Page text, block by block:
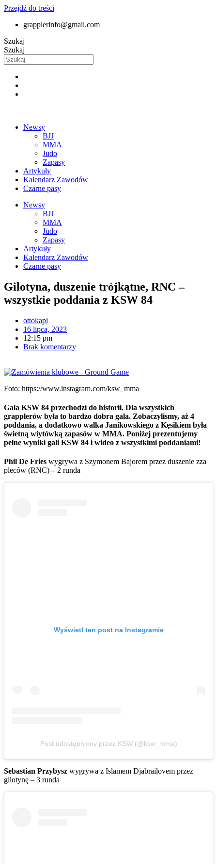
Przejdź do treści
grapplerinfo@gmail.com
Szukaj
Szukaj
Newsy
BJJ
MMA
Judo
Zapasy
Artykuły
Kalendarz Zawodów
Czarne pasy
Newsy
BJJ
MMA
Judo
Zapasy
Artykuły
Kalendarz Zawodów
Czarne pasy
Gilotyna, duszenie trójkątne, RNC –
wszystkie poddania z KSW 84
ottokapi
16 lipca, 2023
12:15 pm
Brak komentarzy
Foto: https://www.instagram.com/ksw_mma
Gala KSW 84 przechodzi do historii. Dla wszystkich
grapplerów była to bardzo dobra gala. Zobaczylismy, aż 4
poddania, a dodatkowo walka Janikowskiego z Kęsikiem była
świetną wiytówką zapasów w MMA. Poniżej prezentujemy
pełne wyniki gali KSW 84 i wideo z wszystkimi poddaniami!
Phil De Fries wygrywa z Szymonem Bajorem przez duszenie zza
pleców (RNC) – 2 runda
Wyświetl ten post na Instagramie
Post udostępniony przez KSW (@ksw_mma)
Sebastian Przybysz wygrywa z Islamem Djabrailovem przez
gilotynę – 3 runda